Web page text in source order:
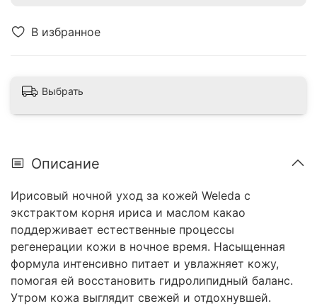
В избранное
Выбрать
Описание
Ирисовый ночной уход за кожей Weleda с
экстрактом корня ириса и маслом какао
поддерживает естественные процессы
регенерации кожи в ночное время. Насыщенная
формула интенсивно питает и увлажняет кожу,
помогая ей восстановить гидролипидный баланс.
Утром кожа выглядит свежей и отдохнувшей.